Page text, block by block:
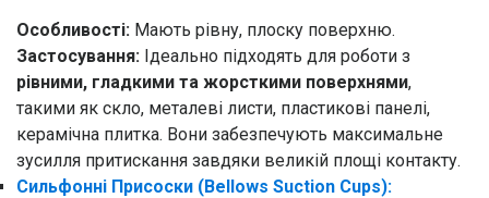
Особливості: Мають рівну, плоску поверхню.
Застосування: Ідеально підходять для роботи з
рівними, гладкими та жорсткими поверхнями,
такими як скло, металеві листи, пластикові панелі,
керамічна плитка. Вони забезпечують максимальне
зусилля притискання завдяки великій площі контакту.
Сильфонні Присоски (Bellows Suction Cups):